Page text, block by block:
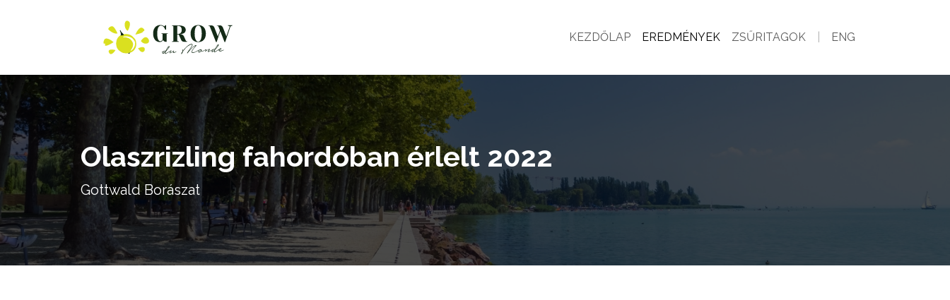
KEZDŐLAP EREDMÉNYEK ZSŰRITAGOK ENG
Olaszrizling fahordóban érlelt 2022
Gottwald Borászat